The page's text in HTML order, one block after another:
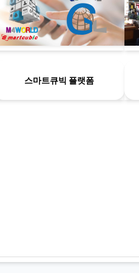
스마트큐빅 플랫폼